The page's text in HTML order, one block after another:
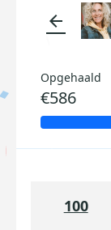
arrow_back
Opgehaald
€586
100